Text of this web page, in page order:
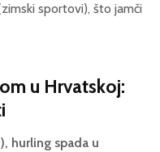
sportovi), što jamči
u Hrvatskoj:
hurling spada u